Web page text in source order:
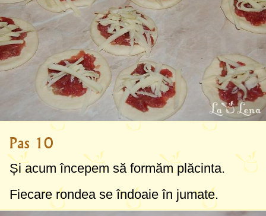
Pas 10
Și acum începem să formăm plăcinta.
Fiecare rondea se îndoaie în jumate.